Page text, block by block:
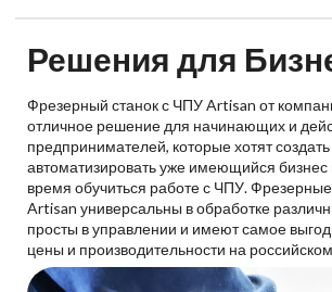
Решения для
Фрезерный станок с ЧПУ Artisan от
отличное решение для начинающих и
предпринимателей, которые хотят
автоматизировать уже имеющийся бизнес
время обучиться работе с ЧПУ.
Artisan универсальны в обработке
просты в управлении и имеют самое
цены и производительности на